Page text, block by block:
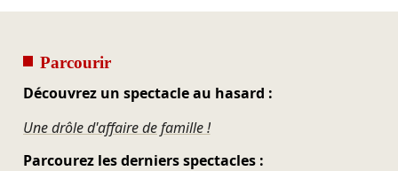
Parcourir
Découvrez un spectacle au hasard :
Une drôle d'affaire de famille !
Parcourez les derniers spectacles :